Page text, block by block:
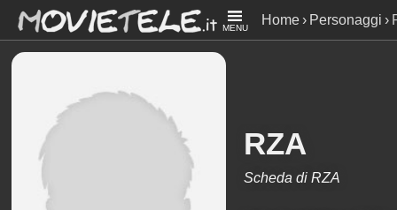
MENU
Home Personaggi
RZA
Scheda di RZA